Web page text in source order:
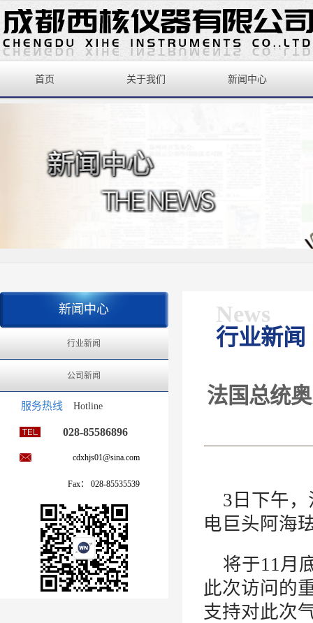
首页 关于我们 新闻中心
新闻中心
行业新闻
公司新闻
服务热线 Hotline
028-85586896
cdxhjs01@sina.com
Fax： 028-85535539
News
行业新闻
法国总统
3日下午
电巨头阿海
将于11月
此次访问的
支持对此次